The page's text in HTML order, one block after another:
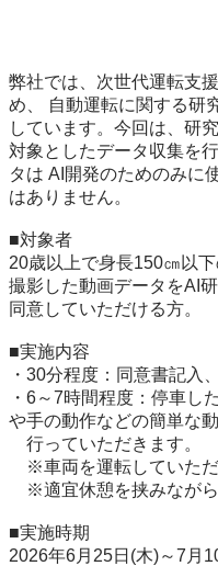
弊社では、次世代運転支
め、 自動運転に関する研
しています。今回は、研
対象としたデータ収集を
タは AI開発のためのみに
はありません。
■対象者
20歳以上で身長150㎝以下
撮影した動画データをAI
同意していただける方。
■実施内容
・30分程度：同意書記入
・6～7時間程度：停車し
や手の動作などの簡単な
行っていただきます。
※車両を運転していただ
※適宜休憩を挟みながら
■実施時期
2026年6月25日(木)～7月